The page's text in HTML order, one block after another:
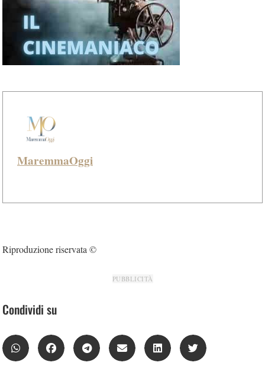
MaremmaOggi
Riproduzione riservata ©
PUBBLICITÀ
Condividi su